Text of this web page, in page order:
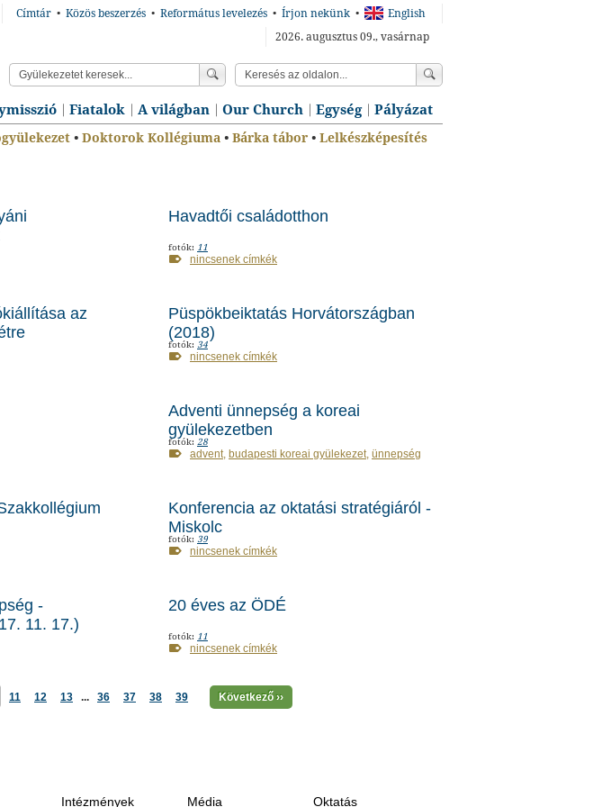
Címtár • Közös beszerzés • Református levelezés • Írjon nekünk •
English
2026. augusztus 09., vasárnap
Fiatalok A világban Our Church Egység Pályázat
• Doktorok Kollégiuma • Bárka tábor • Lelkészképesítés
Havadtői családotthon
fotók: 11
nincsenek címkék
az
Püspökbeiktatás Horvátországban
(2018)
fotók: 34
nincsenek címkék
Adventi ünnepség a koreai
gyülekezetben
fotók: 28
advent, budapesti koreai gyülekezet, ünnepség
Konferencia az oktatási stratégiáról -
Miskolc
fotók: 39
nincsenek címkék
-
11. 17.)
20 éves az ÖDÉ
fotók: 11
nincsenek címkék
11 12 13 ... 36 37 38 39 Következő ››
Intézmények Média Oktatás